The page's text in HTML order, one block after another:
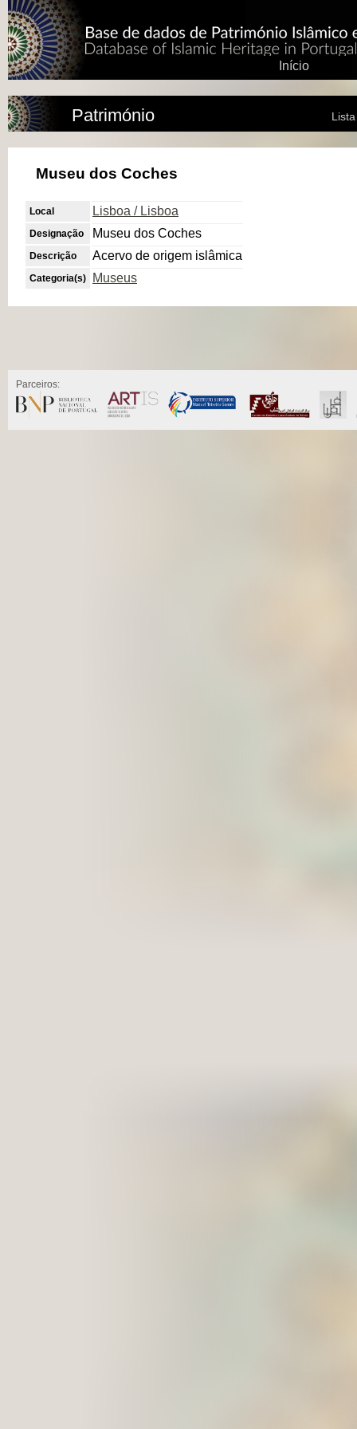
Início
Património
Museu dos Coches
Local Lisboa / Lisboa
Designação Museu dos Coches
Descrição Acervo de origem islâmica
Categoria(s) Museus
Parceiros: